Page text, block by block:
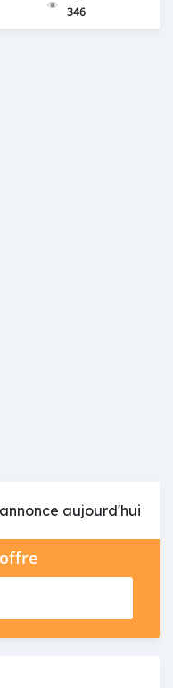
346
aujourd'hui